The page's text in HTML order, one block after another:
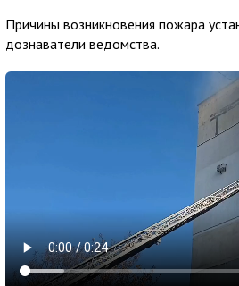
Причины возникновения пожара
дознаватели ведомства.